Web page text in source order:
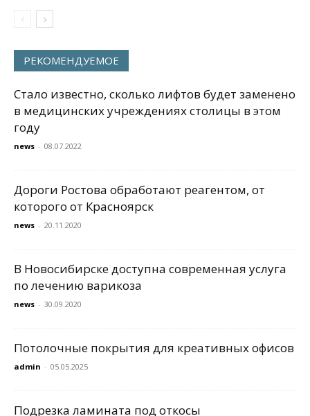
РЕКОМЕНДУЕМОЕ
Стало известно, сколько лифтов будет заменено
в медицинских учреждениях столицы в этом
году
news - 08.07.2022
Дороги Ростова обработают реагентом, от
которого от Красноярск
news - 20.11.2020
В Новосибирске доступна современная услуга
по лечению варикоза
news - 30.09.2020
Потолочные покрытия для креативных офисов
admin - 05.05.2025
Подрезка ламината под откосы